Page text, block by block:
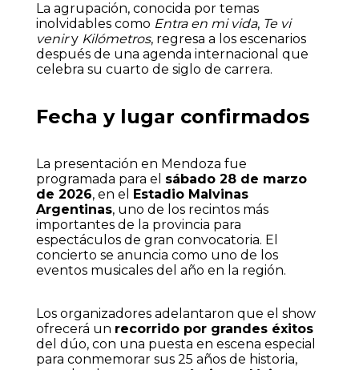
La agrupación, conocida por temas
inolvidables como Entra en mi vida, Te vi
veniry Kilómetros, regresa a los escenarios
después de una agenda internacional que
celebra su cuarto de siglo de carrera.
Fecha y lugar confirmados
La presentación en Mendoza fue
programada para el sábado 28 de marzo
de 2026, en el
Estadio Malvinas
Argentinas, uno de los recintos más
importantes de la provincia para
espectáculos de gran convocatoria. El
concierto se anuncia como uno de los
eventos musicales del año en la región.
Los organizadores adelantaron que el show
ofrecerá un recorrido por grandes éxitos
del dúo, con una puesta en escena especial
para conmemorar sus 25 años de historia,